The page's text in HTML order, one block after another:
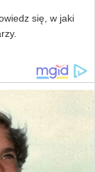
się, w jaki